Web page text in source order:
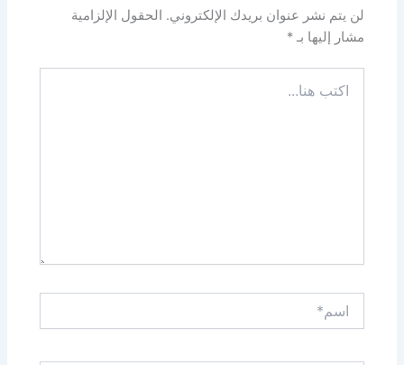
لن يتم نشر عنوان بريدك الإلكتروني. الحقول الإلزامية
مشار إليها بـ*
هنا...